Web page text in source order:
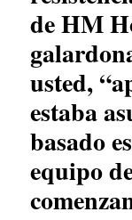
de HM
usted,
estaba
basado
equipo